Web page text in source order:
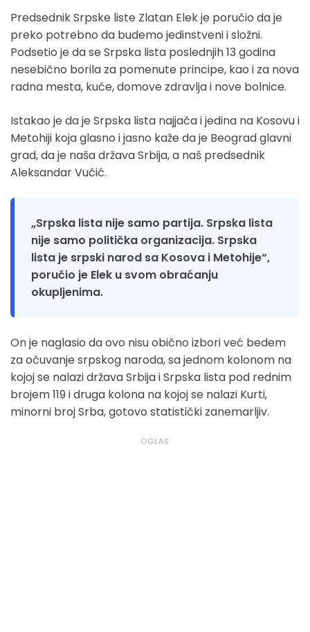
Predsednik Srpske liste Zlatan Elek je poručio da je
preko potrebno da budemo jedinstveni i složni.
Podsetio je da se Srpska lista poslednjih 13 godina
nesebično borila za pomenute principe, kao i za nova
radna mesta, kuće, domove zdravlja i nove bolnice.
Istakao je da je Srpska lista najjača i jedina na Kosovu i
Metohiji koja glasno i jasno kaže da je Beograd glavni
grad, da je naša država Srbija, a naš predsednik
Aleksandar Vučić.
„Srpska lista nije samo partija. Srpska lista
nije samo politička organizacija. Srpska
lista je srpski narod sa Kosova i Metohije“,
poručio je Elek u svom obraćanju
okupljenima.
On je naglasio da ovo nisu obično izbori već bedem
za očuvanje srpskog naroda, sa jednom kolonom na
kojoj se nalazi država Srbija i Srpska lista pod rednim
brojem 119 i druga kolona na kojoj se nalazi Kurti,
minorni broj Srba, gotovo statistički zanemarljiv.